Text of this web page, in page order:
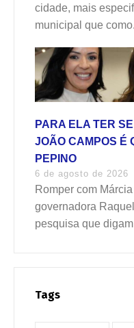
cidade, mais
municipal que
PARA ELA TER
JOÃO CAMPOS É
PEPINO
6 de agosto de 2026
Romper com
governadora
pesquisa que
Tags